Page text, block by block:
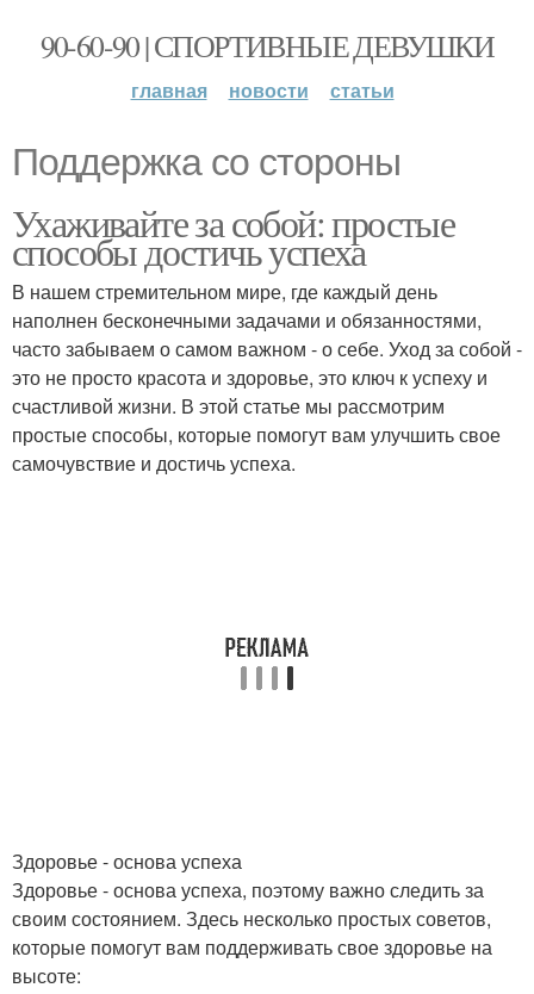
90-60-90 | СПОРТИВНЫЕ ДЕВУШКИ
главная новости статьи
Поддержка со стороны
Ухаживайте за собой: простые
способы достичь успеха
В нашем стремительном мире, где каждый день
наполнен бесконечными задачами и обязанностями,
часто забываем о самом важном - о себе. Уход за собой -
это не просто красота и здоровье, это ключ к успеху и
счастливой жизни. В этой статье мы рассмотрим
простые способы, которые помогут вам улучшить свое
самочувствие и достичь успеха.
Здоровье - основа успеха
Здоровье - основа успеха, поэтому важно следить за
своим состоянием. Здесь несколько простых советов,
которые помогут вам поддерживать свое здоровье на
высоте: